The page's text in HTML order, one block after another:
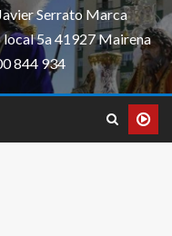
Serrato Marca
5a 41927 Mairena
844 934